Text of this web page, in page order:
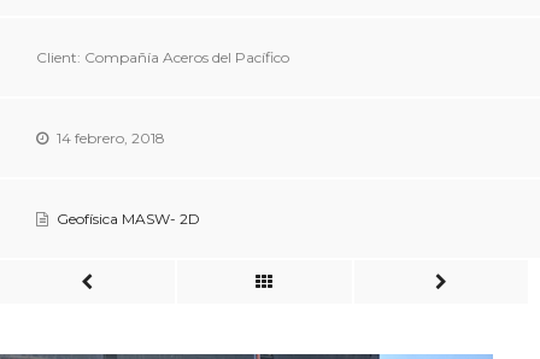
Client: Compañía Aceros del Pacífico
14 febrero, 2018
Geofísica MASW- 2D